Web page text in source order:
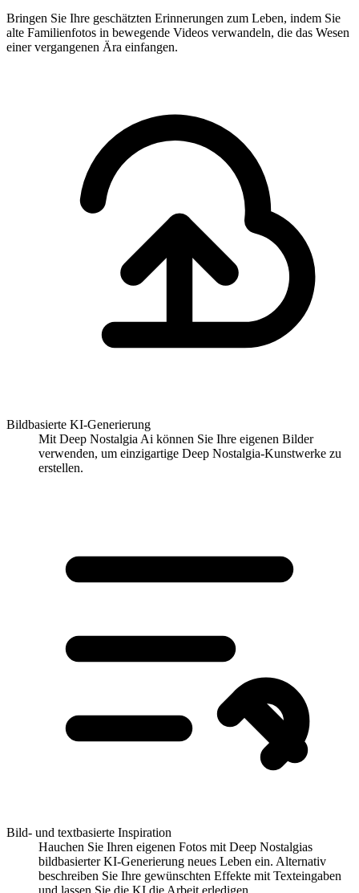
Bringen Sie Ihre geschätzten Erinnerungen zum Leben, indem Sie
alte Familienfotos in bewegende Videos verwandeln, die das Wesen
einer vergangenen Ära einfangen.
Bildbasierte KI-Generierung
Mit Deep Nostalgia Ai können Sie Ihre eigenen Bilder
verwenden, um einzigartige Deep Nostalgia-Kunstwerke zu
erstellen.
Bild- und textbasierte Inspiration
Hauchen Sie Ihren eigenen Fotos mit Deep Nostalgias
bildbasierter KI-Generierung neues Leben ein. Alternativ
beschreiben Sie Ihre gewünschten Effekte mit Texteingaben
und lassen Sie die KI die Arbeit erledigen.